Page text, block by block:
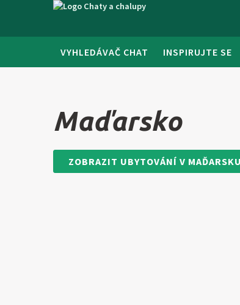
VYHLEDÁVAČ CHAT INSPIRUJTE SE
Maďarsko
ZOBRAZIT UBYTOVÁNÍ V MAĎARSKU